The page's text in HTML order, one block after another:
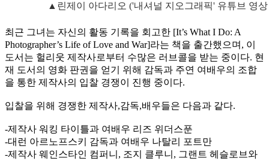
▲린제이 아다리오 ('내셔널 지오그래픽' 유튜브 영
최근 그녀는 자신의 활동 기록을 회고한 [It’s What I Do: A
Photographer’s Life of Love and War]라는 책을 출간했으며, 이
도서는 헐리웃 제작사로부터 수많은 러브콜을 받는 중이다. 현
재 도서의 영화 판권을 얻기 위해 감독과 주연 여배우의 조합
을 통한 제작사의 입찰 경쟁이 진행 중이다.
입찰을 위해 경쟁한 제작사,감독,배우들은 다음과 같다.
-제작사 워킹 타이틀과 여배우 리즈 위더스푼
-대런 아르노프스키 감독과 여배우 나탈리 포트만
-제작사 웨인스타인 컴퍼니, 조지 클루니, 그랜트 헤슬로브와